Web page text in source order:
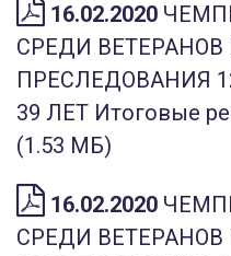
16.02.2020
СРЕДИ ВЕТЕРАНОВ
ПРЕСЛЕДОВАНИЯ
39 ЛЕТ Итоговые
(1.53 МБ)
16.02.2020
СРЕДИ ВЕТЕРАНОВ